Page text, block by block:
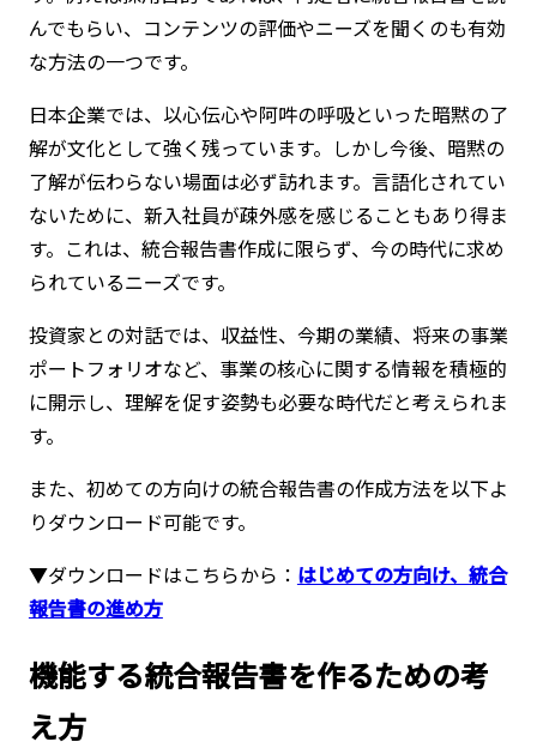
んでもらい、コンテンツの評価やニーズを聞くのも有効
な方法の一つです。
日本企業では、以心伝心や阿吽の呼吸といった暗黙の了
解が文化として強く残っています。しかし今後、暗黙の
了解が伝わらない場面は必ず訪れます。言語化されてい
ないために、新入社員が疎外感を感じることもあり得ま
す。これは、統合報告書作成に限らず、今の時代に求め
られているニーズです。
投資家との対話では、収益性、今期の業績、将来の事業
ポートフォリオなど、事業の核心に関する情報を積極的
に開示し、理解を促す姿勢も必要な時代だと考えられま
す。
また、初めての方向けの統合報告書の作成方法を以下よ
りダウンロード可能です。
▼ダウンロードはこちらから： はじめての方向け、統合
報告書の進め方
機能する統合報告書を作るための考
え方